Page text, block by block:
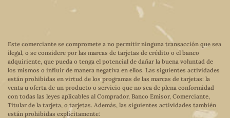
Este comerciante se compromete a no permitir ninguna transacción que sea
ilegal, o se considere por las marcas de tarjetas de crédito o el banco
adquiriente, que pueda o tenga el potencial de dañar la buena voluntad de
los mismos o influir de manera negativa en ellos. Las siguientes actividades
están prohibidas en virtud de los programas de las marcas de tarjetas: la
venta u oferta de un producto o servicio que no sea de plena conformidad
con todas las leyes aplicables al Comprador, Banco Emisor, Comerciante,
Titular de la tarjeta, o tarjetas. Además, las siguientes actividades también
están prohibidas explícitamente: